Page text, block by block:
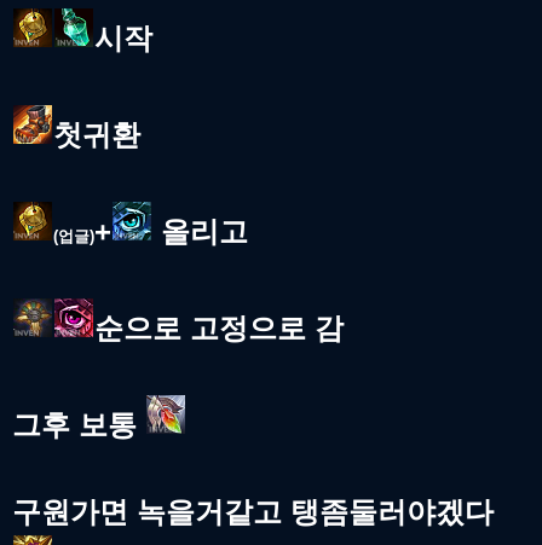
시작
첫귀환
(업글)+ 올리고
순으로 고정으로 감
그후 보통
구원가면 녹을거같고 탱좀둘러야겠다